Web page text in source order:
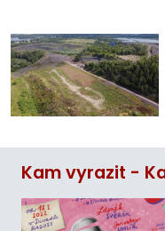
Kam vyrazit -